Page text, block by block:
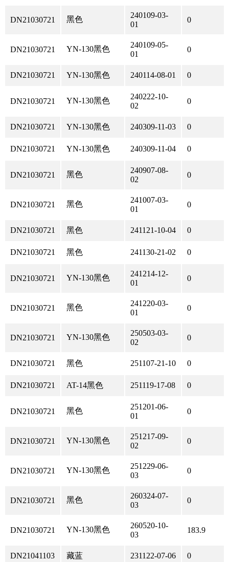
DN21030721 黑色
240109-03-
01
0
DN21030721 YN-130黑色
240109-05-
01
0
DN21030721 YN-130黑色 240114-08-01 0
DN21030721 YN-130黑色
240222-10-
02
0
DN21030721 YN-130黑色 240309-11-03 0
DN21030721 YN-130黑色 240309-11-04 0
DN21030721 黑色
240907-08-
02
0
DN21030721 黑色
241007-03-
01
0
DN21030721 黑色 241121-10-04 0
DN21030721 黑色 241130-21-02 0
DN21030721 YN-130黑色
241214-12-
01
0
DN21030721 黑色
241220-03-
01
0
DN21030721 YN-130黑色
250503-03-
02
0
DN21030721 黑色 251107-21-10 0
DN21030721 AT-14黑色 251119-17-08 0
DN21030721 黑色
251201-06-
01
0
DN21030721 YN-130黑色
251217-09-
02
0
DN21030721 YN-130黑色
251229-06-
03
0
DN21030721 黑色
260324-07-
03
0
DN21030721 YN-130黑色
260520-10-
03
183.9
DN21041103 藏蓝 231122-07-06 0